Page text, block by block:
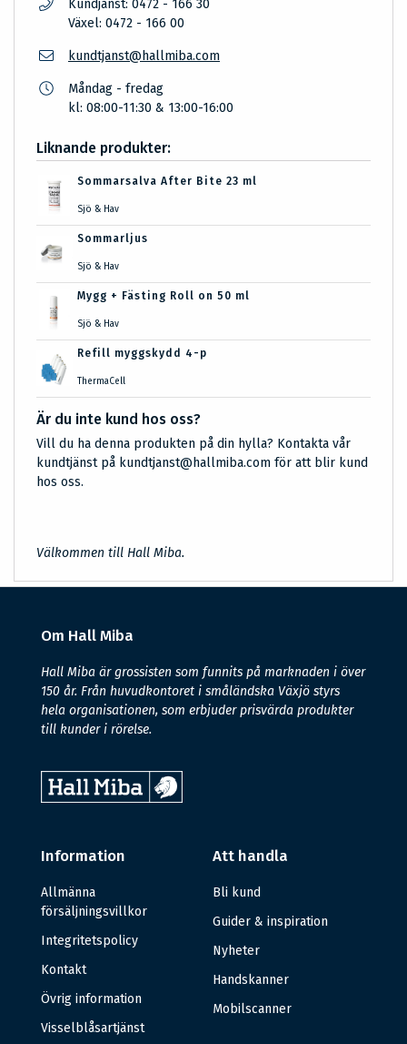
Kundjänst: 0472 - 166 30
Växel: 0472 - 166 00
kundtjanst@hallmiba.com
Måndag - fredag
kl: 08:00-11:30 & 13:00-16:00
Liknande produkter:
Sommarsalva After Bite 23 ml
Sjö & Hav
Sommarljus
Sjö & Hav
Mygg + Fästing Roll on 50 ml
Sjö & Hav
Refill myggskydd 4-p
ThermaCell
Är du inte kund hos oss?
Vill du ha denna produkten på din hylla? Kontakta vår
kundtjänst på kundtjanst@hallmiba.com för att blir kund
hos oss.
Välkommen till Hall Miba.
Om Hall Miba
Hall Miba är grossisten som funnits på marknaden i över
150 år. Från huvudkontoret i småländska Växjö styrs
hela organisationen, som erbjuder prisvärda produkter
till kunder i rörelse.
Information
Allmänna
försäljningsvillkor
Integritetspolicy
Kontakt
Övrig information
Visselblåsartjänst
Att handla
Bli kund
Guider & inspiration
Nyheter
Handskanner
Mobilscanner